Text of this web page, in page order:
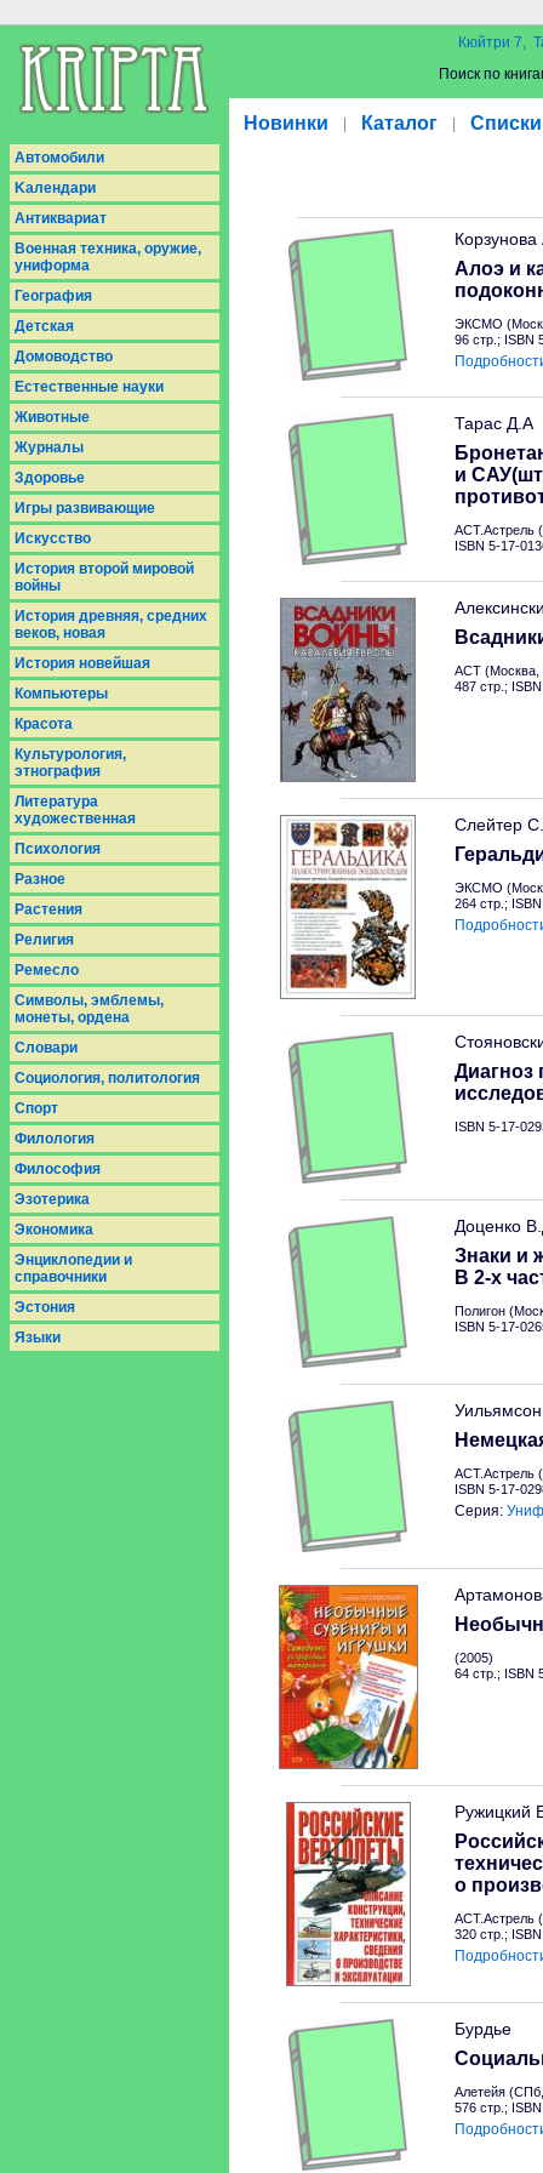
Кюйтри 7,
Поиск по
Новинки Каталог Списки
Aвтомобили
Kалендари
Антиквариат
Военная техника, оружие,
униформа
География
Детская
Домоводство
Естественные науки
Животные
Журналы
Здоровье
Игры развивающие
Искусство
История второй мировой
войны
История древняя, средних
веков, новая
История новейшая
Компьютеры
Красота
Культурология,
этнография
Литература
художественная
Психология
Разное
Растения
Религия
Ремесло
Символы, эмблемы,
монеты, ордена
Словари
Социология, политология
Спорт
Филология
Философия
Эзотерика
Экономика
Энциклопедии и
справочники
Эстония
Языки
Алоэ и
ЭКСМО
96 стр.; ISBN
Тарас Д.А
и
АСТ.Астрель
ISBN 5-17-
АСТ (Москва,
487 стр.;
Слейтер С.
ЭКСМО
264 стр.;
Диагноз
ISBN 5-17-
Доценко
Знаки и
В 2-х
Полигон
ISBN 5-17-
АСТ.Астрель
ISBN 5-17-
Серия:
(2005)
64 стр.; ISBN
Ружицкий
о
АСТ.Астрель
320 стр.;
Бурдье
Алетейя
576 стр.;